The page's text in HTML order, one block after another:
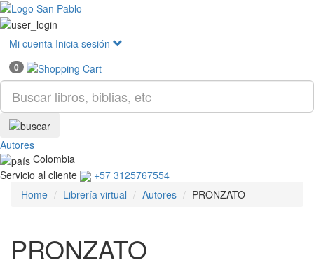
Mi cuenta Inicia sesión
0
Autores
Colombia
Servicio al cliente
+57 3125767554
Home
Librería virtual Autores PRONZATO
PRONZATO